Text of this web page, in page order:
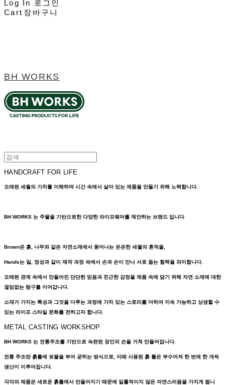
Log In
로그인
Cart 장바구니
BH WORKS
HANDCRAFT FOR LIFE
오래된 세월의 가치를 이해하며 시간 속에서 살아 있는 제품을 만들기 위해 노력합니다.
BH WORKS 는 주물을 기반으로한 다양한 라이프웨어를 제안하는 브랜드 입니다
Brown은 흙, 나무와 같은 자연소재에서 묻어나는 은은한 세월의 흔적을,
Hands는 일, 정성과 같이 제작 과정 속에서 손과 손이 만나 서로 돕는 협력을 의미합니다.
오래된 관계 속에서 만들어진 단단한 믿음과 친근한 감정을 제품 속에 담기 위해 자연 소재에 대한
끊임없는 탐구를 이어갑니다.
소재가 가지는 특성과 그것을 다루는 과정에 가치 있는 스토리를 더하여 지속 가능하고 상생할 수
있는 라이프 스타일 문화를 전하고자 합니다.
METAL CASTING WORKSHOP
BH WORKS 는 전통주조를 기반으로 숙련된 장인의 손을 거쳐 만들어집니다.
전통 주조란 흙틀에 쇳물을 부어 굳히는 방식으로, 이때 사용된 흙 틀은 부수어져 한 번에 한 개씩
생산이 이루어집니다.
각각의 제품은 새로운 흙틀에서 만들어지기 때문에 일률적이지 않은 자연스러움을 가지게 됩니